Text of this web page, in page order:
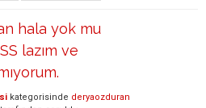
hala yok mu
lazım ve
kategorisinde deryaozduran